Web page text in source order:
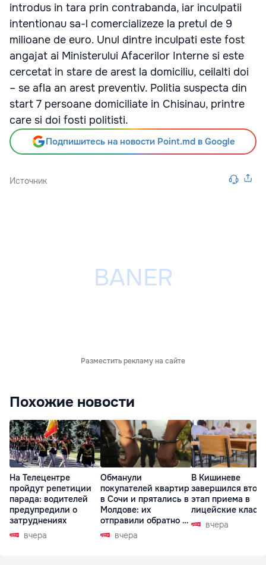
introdus in tara prin contrabanda, iar inculpatii
intentionau sa-l comercializeze la pretul de 9
milioane de euro. Unul dintre inculpati este fost
angajat ai Ministerului Afacerilor Interne si este
cercetat in stare de arest la domiciliu, ceilalti doi
– se afla an arest preventiv. Politia suspecta din
start 7 persoane domiciliate in Chisinau, printre
care si doi fosti politisti.
Подпишитесь на новости Point.md в Google
Источник
Разместить рекламу на сайте
Похожие новости
На Телецентре
пройдут репетиции
парада: водителей
предупредили о
затруднениях
вчера
Обманули
покупателей квартир
в Сочи и прятались в
Молдове: их
отправили обратно в
РФ вчера
В Кишиневе
завершился
этап приема в
лицейские
вчера